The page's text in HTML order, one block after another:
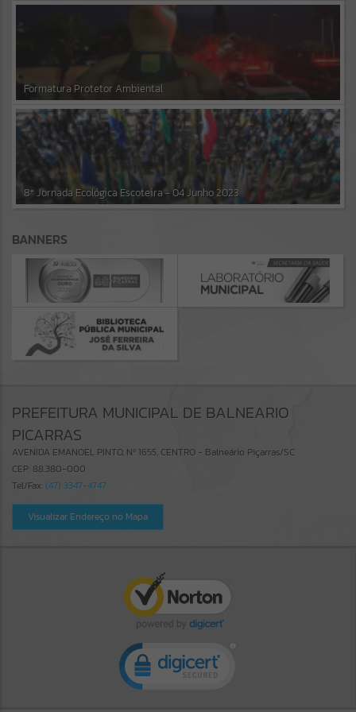
Formatura Protetor Ambiental
8ª Jornada Ecológica Escoteira - 04 Junho 2023
BANNERS
PREFEITURA MUNICIPAL DE BALNEARIO
PICARRAS
AVENIDA EMANOEL PINTO, Nº 1655, CENTRO - Balneário Piçarras/SC
CEP: 88.380-000
Tel/Fax: (47) 3347-4747
Visualizar Endereço no Mapa